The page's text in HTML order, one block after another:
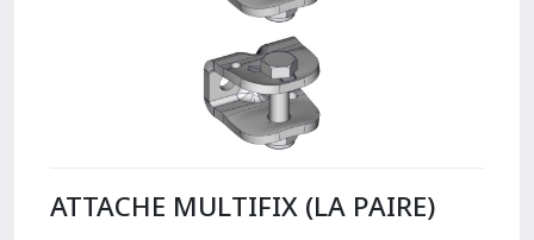
ATTACHE MULTIFIX (LA PAIRE)